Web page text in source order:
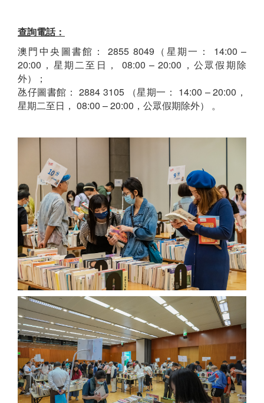
查詢電話：
澳門中央圖書館： 2855 8049（星期一： 14:00 –
20:00，星期二至日， 08:00 – 20:00，公眾假期除
外）；
氹仔圖書館： 2884 3105 （星期一： 14:00 – 20:00，
星期二至日， 08:00 – 20:00，公眾假期除外） 。